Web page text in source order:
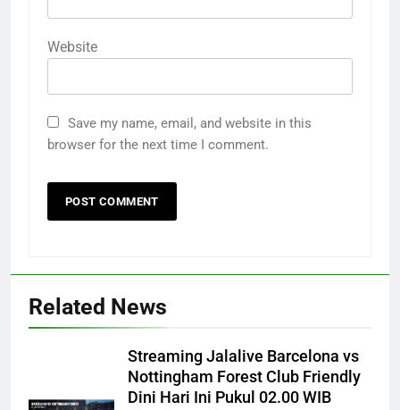
Website
Save my name, email, and website in this
browser for the next time I comment.
Related News
Streaming Jalalive Barcelona vs
Nottingham Forest Club Friendly
Dini Hari Ini Pukul 02.00 WIB